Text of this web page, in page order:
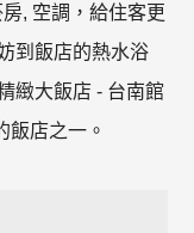
, 空調，給住客更
到飯店的熱水浴
緻大飯店 - 台南館
飯店之一。